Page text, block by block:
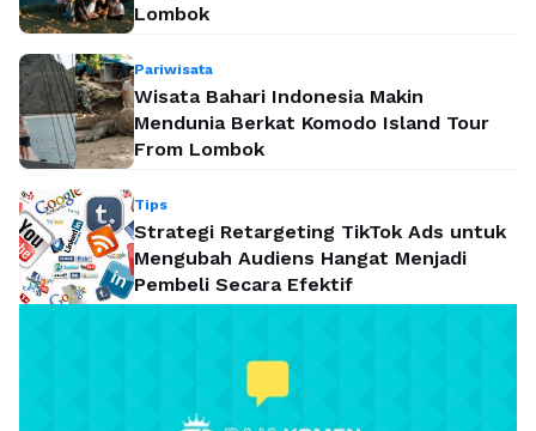
Lombok
Pariwisata
Wisata Bahari Indonesia Makin
Mendunia Berkat Komodo Island Tour
From Lombok
Tips
Strategi Retargeting TikTok Ads untuk
Mengubah Audiens Hangat Menjadi
Pembeli Secara Efektif